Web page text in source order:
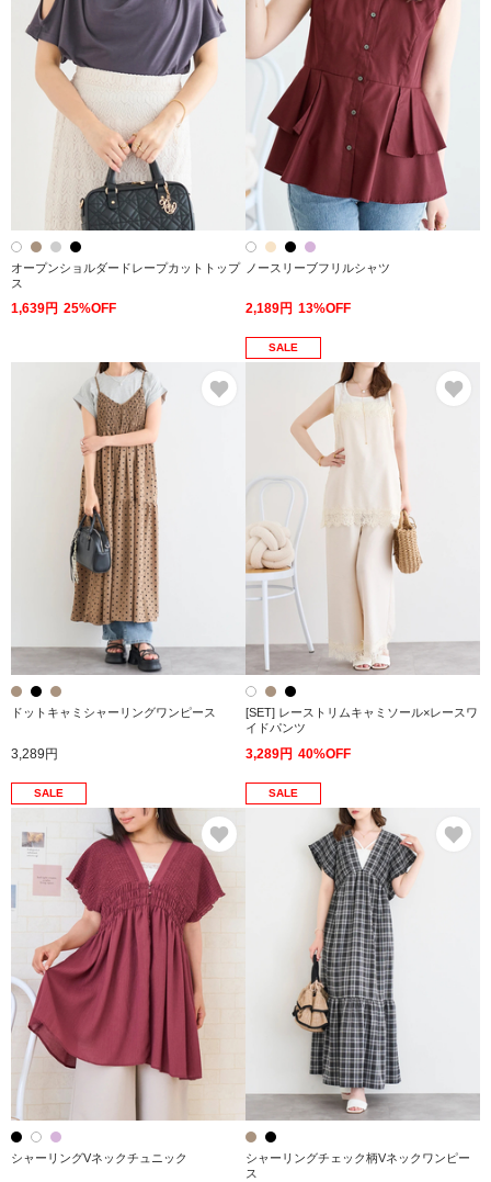
オープンショルダードレープカットトップ
ス
1,639円 25%OFF
ノースリーブフリルシャツ
2,189円 13%OFF
ドットキャミシャーリングワンピース
3,289円
SALE
[SET] レーストリムキャミソール×レースワ
イドパンツ
3,289円 40%OFF
SALE
シャーリングVネックチュニック
SALE
シャーリングチェック柄Vネックワンピー
ス